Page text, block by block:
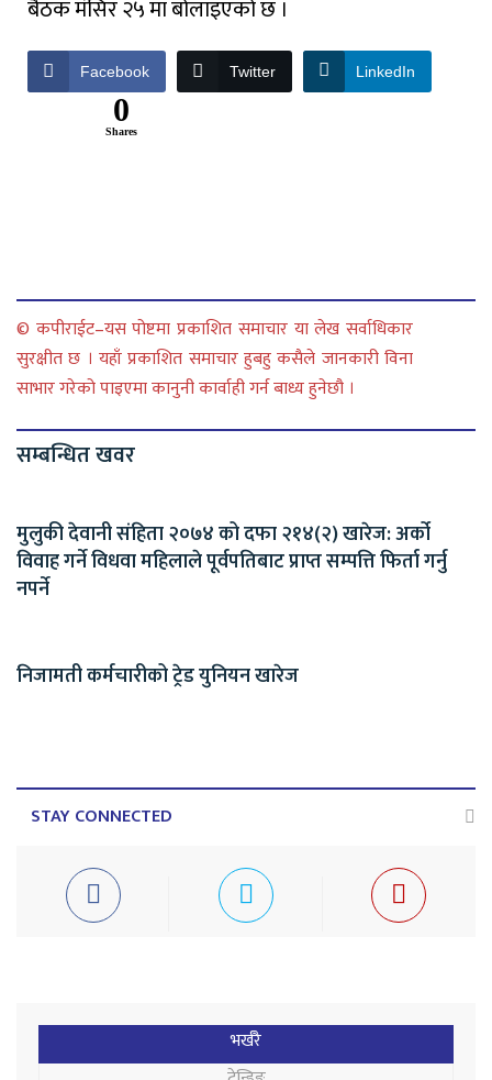
बैठक मंसिर २५ मा बोलाइएको छ ।
Facebook Twitter LinkedIn
0
Shares
© कपीराईट–यस पोष्टमा प्रकाशित समाचार या लेख सर्वाधिकार
सुरक्षीत छ । यहाँ प्रकाशित समाचार हुबहु कसैले जानकारी विना
साभार गरेको पाइएमा कानुनी कार्वाही गर्न बाध्य हुनेछौ ।
सम्बन्धित खवर
मुलुकी देवानी संहिता २०७४ को दफा २१४(२) खारेज: अर्को
विवाह गर्ने विधवा महिलाले पूर्वपतिबाट प्राप्त सम्पत्ति फिर्ता गर्नु
नपर्ने
निजामती कर्मचारीको ट्रेड युनियन खारेज
STAY CONNECTED
भर्खरै